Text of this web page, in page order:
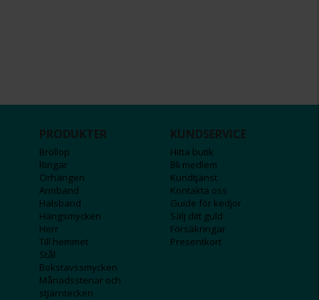
PRODUKTER
Bröllop
Ringar
Örhängen
Armband
Halsband
Hängsmycken
Herr
Till hemmet
Stål
Bokstavssmycken
Månadsstenar och
stjärntecken
KUNDSERVICE
Hitta butik
Bli medlem
Kundtjänst
Kontakta oss
Guide för kedjor
Sälj ditt guld
Försäkringar
Presentkort